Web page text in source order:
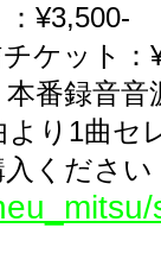
¥3,500-
ケット：
番録音音
より1曲セ
ください